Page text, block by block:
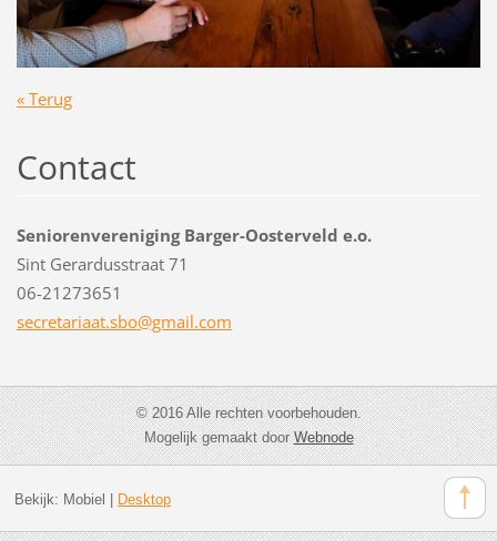
« Terug
Contact
Seniorenvereniging Barger-Oosterveld e.o.
Sint Gerardusstraat 71
06-21273651
secretariaat.sbo@gmail.com
© 2016 Alle rechten voorbehouden.
Mogelijk gemaakt doorWebnode
Bekijk: Mobiel Desktop